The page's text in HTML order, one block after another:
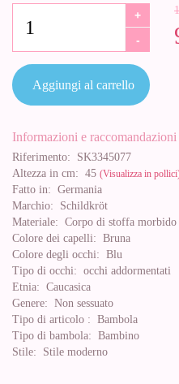
+
-
Aggiungi al carrello
Informazioni e raccomandazioni
Riferimento: SK3345077
Altezza in cm: 45 (Visualizza in
Fatto in: Germania
Marchio: Schildkröt
Materiale: Corpo di stoffa morbido
Colore dei capelli: Bruna
Colore degli occhi: Blu
Tipo di occhi: occhi addormentati
Etnia: Caucasica
Genere: Non sessuato
Tipo di articolo : Bambola
Tipo di bambola: Bambino
Stile: Stile moderno